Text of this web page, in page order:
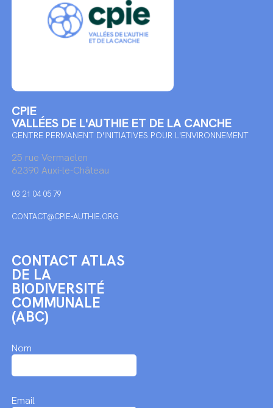
CPIE
VALLÉES DE L'AUTHIE ET DE LA CANCHE
CENTRE PERMANENT D'INITIATIVES POUR L'ENVIRONNEMENT
25 rue Vermaelen
62390 Auxi-le-Château
03 21 04 05 79
CONTACT@CPIE-AUTHIE.ORG
CONTACT ATLAS
DE LA
BIODIVERSITÉ
COMMUNALE
(ABC)
Nom
Email